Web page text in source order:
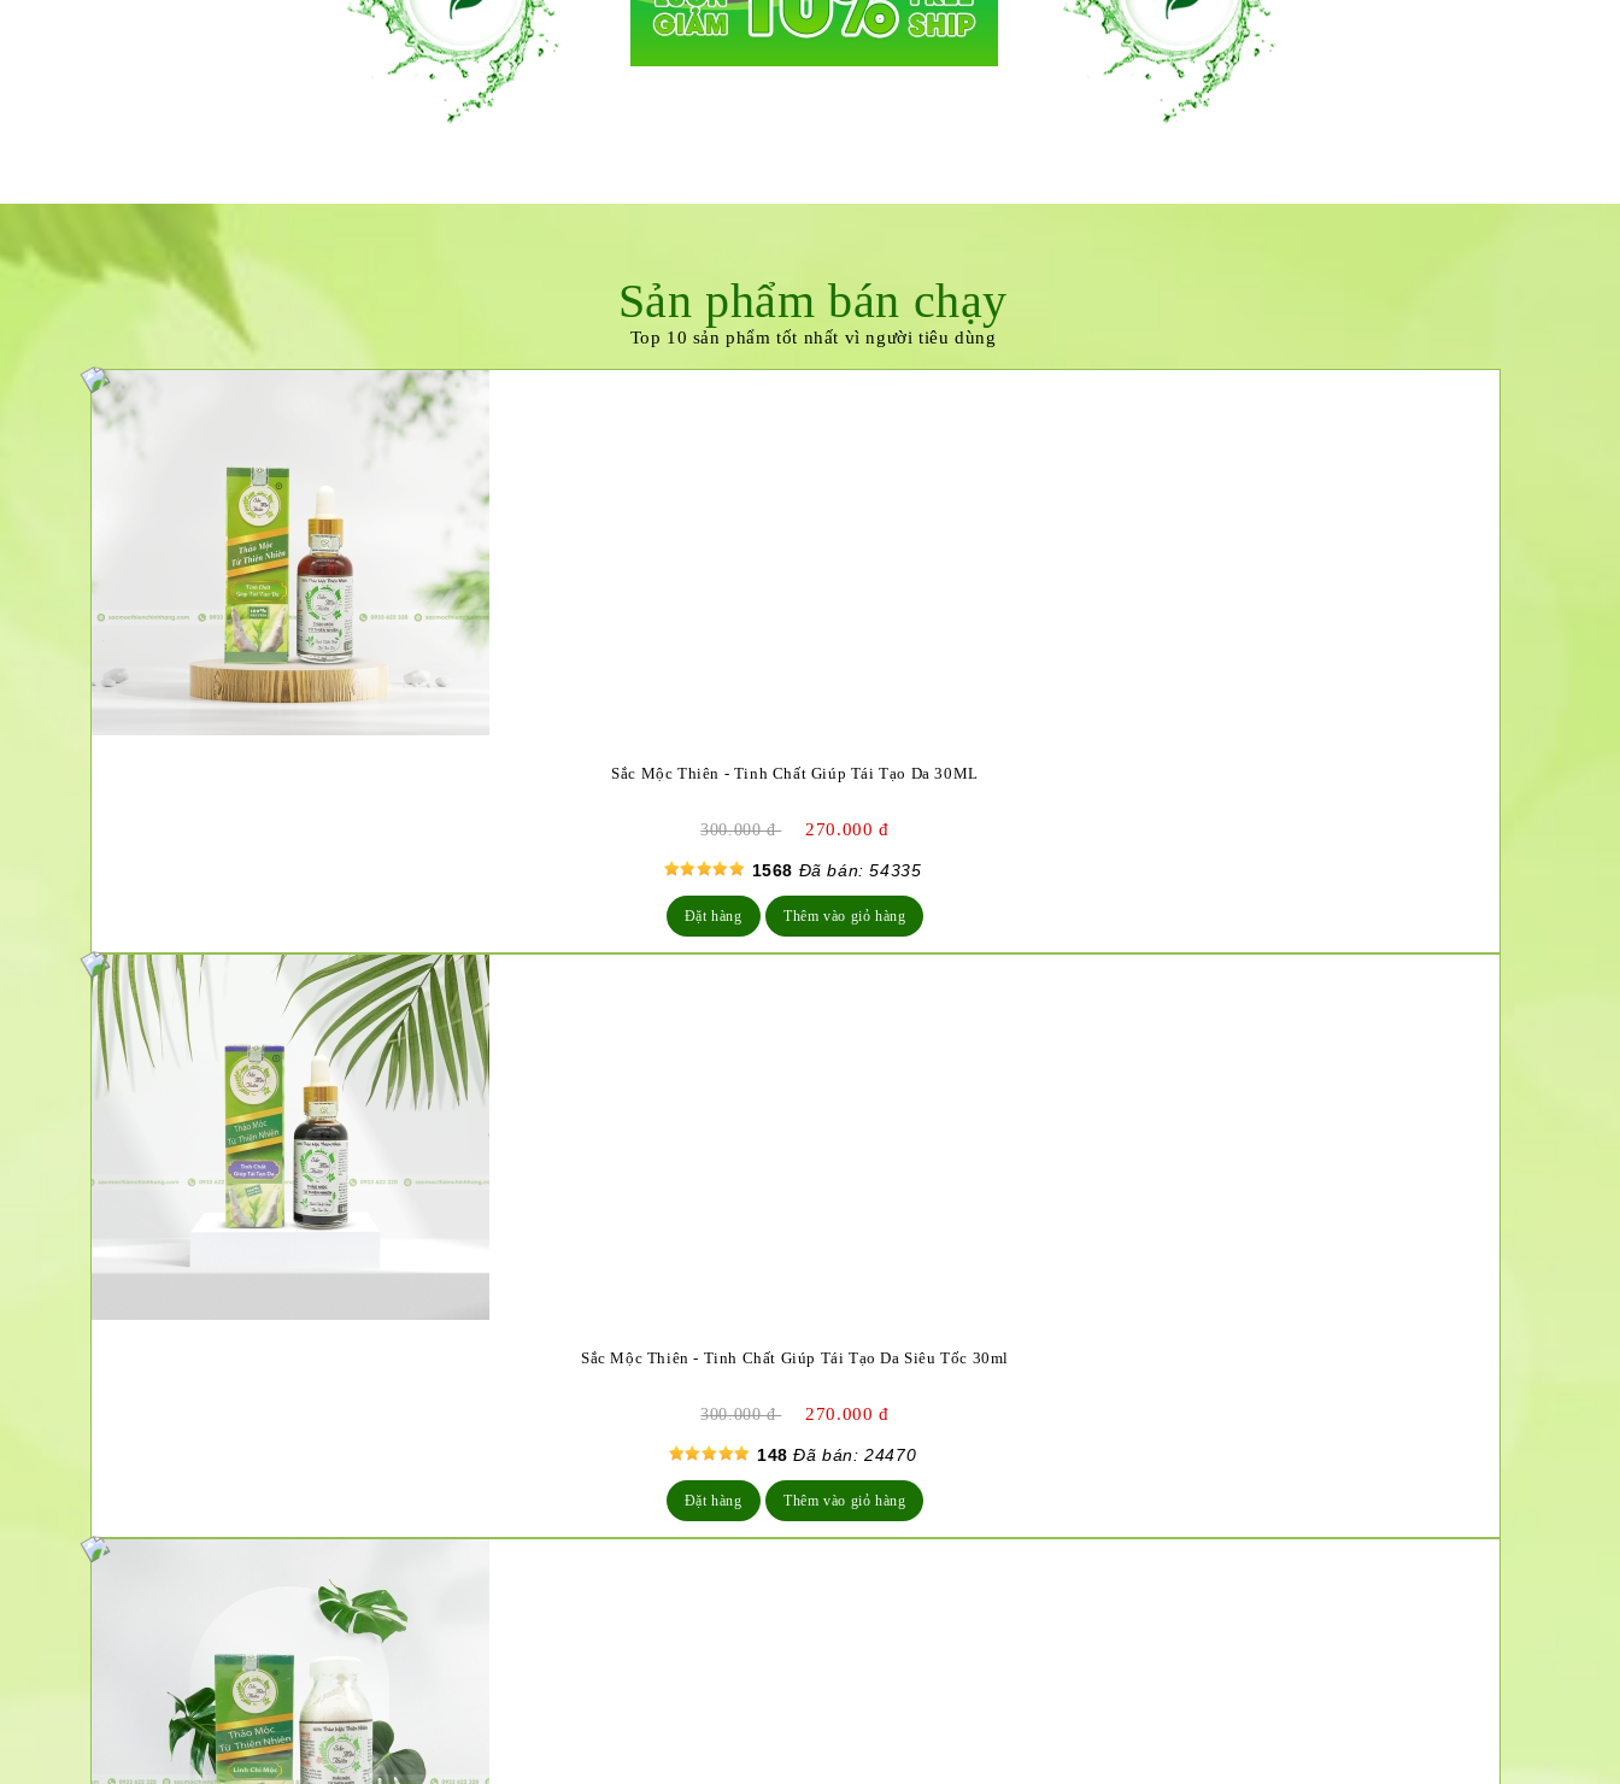
Sản phẩm bán chạy
Top 10 sản phẩm tốt nhất vì người tiêu dùng
Sắc Mộc Thiên - Tinh Chất Giúp Tái Tạo Da 30ML
300.000 đ 270.000 đ
1568 Đã bán: 54335
Đặt hàng Thêm vào giỏ hàng
Sắc Mộc Thiên - Tinh Chất Giúp Tái Tạo Da Siêu Tốc 30ml
300.000 đ 270.000 đ
148 Đã bán: 24470
Đặt hàng Thêm vào giỏ hàng